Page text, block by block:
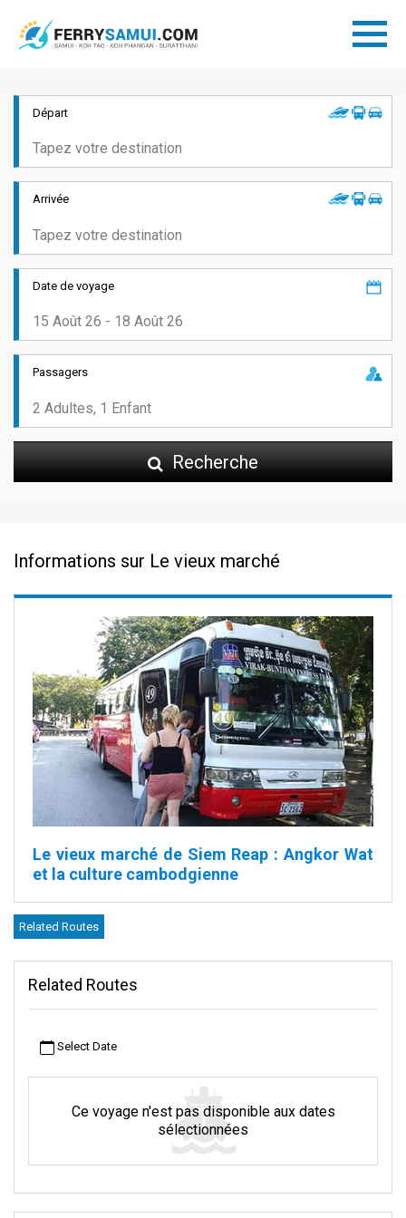
Départ
Arrivée
Date de voyage
Passagers
Recherche
Informations sur Le vieux marché
Le vieux marché de Siem Reap : Angkor Wat
et la culture cambodgienne
Niché au cœur de Krong Siem Reap, le vieux marché est une
véritable tapisserie de la richesse culturelle de la région. Servant
un lieu populaire pour les voyageurs, beaucoup s'y retrouvant
avant de se rendre dans des villes comme Bangkok. Si vous
Vous aurez ainsi le temps de vous frayer un chemin dans les
À propos de Siem Reap
Siem Reap, au Cambodge, n'est pas seulement une ville, c'est
parc archéologique d'Angkor. Ce dernier est classé au patrimoine
mondial de l'UNESCO. On y trouve les magnifiques temples
Related Routes
Related Routes
Select Date
Ce voyage n'est pas disponible aux dates
sélectionnées